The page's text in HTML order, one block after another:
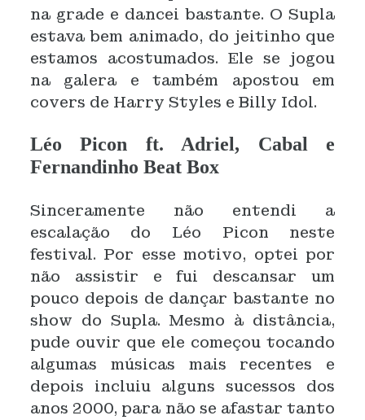
na grade e dancei bastante. O Supla
estava bem animado, do jeitinho que
estamos acostumados. Ele se jogou
na galera e também apostou em
covers de Harry Styles e Billy Idol.
Léo Picon ft. Adriel, Cabal e
Fernandinho Beat Box
Sinceramente não entendi a
escalação do Léo Picon neste
festival. Por esse motivo, optei por
não assistir e fui descansar um
pouco depois de dançar bastante no
show do Supla. Mesmo à distância,
pude ouvir que ele começou tocando
algumas músicas mais recentes e
depois incluiu alguns sucessos dos
anos 2000, para não se afastar tanto